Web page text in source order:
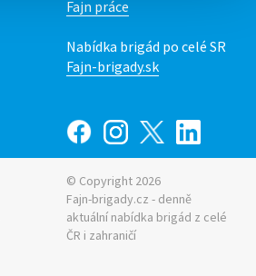
Fajn práce
Nabídka brigád po celé SR
Fajn-brigady.sk
© Copyright 2026
Fajn-brigady.cz - denně
aktuální nabídka brigád z celé
ČR i zahraničí